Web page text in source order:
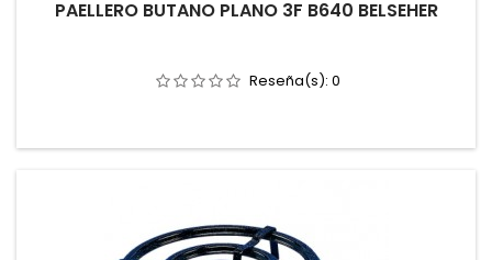
PAELLERO BUTANO PLANO 3F B640 BELSEHER
Reseña(s): 0